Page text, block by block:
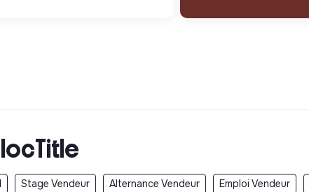
Stage Vendeur Alternance Vendeur Emploi Vendeur